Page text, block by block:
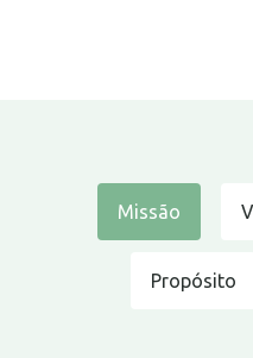
Missão
Propósito